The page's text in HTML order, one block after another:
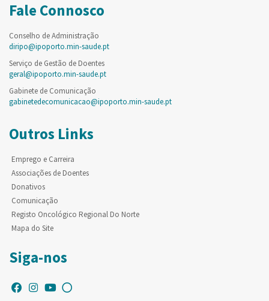
Fale Connosco
Conselho de Administração
diripo@ipoporto.min-saude.pt
Serviço de Gestão de Doentes
geral@ipoporto.min-saude.pt
Gabinete de Comunicação
gabinetedecomunicacao@ipoporto.min-saude.pt
Outros Links
Emprego e Carreira
Associações de Doentes
Donativos
Comunicação
Registo Oncológico Regional Do Norte
Mapa do Site
Siga-nos